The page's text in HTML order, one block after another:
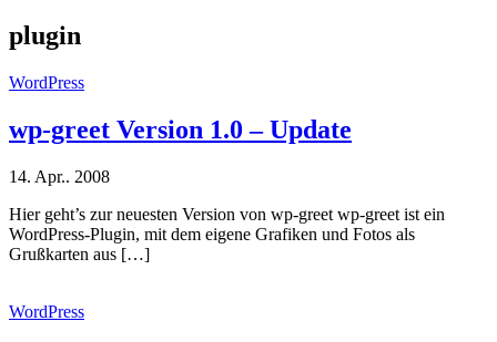
plugin
WordPress
wp-greet Version 1.0 – Update
14. Apr.. 2008
Hier geht’s zur neuesten Version von wp-greet wp-greet ist ein
WordPress-Plugin, mit dem eigene Grafiken und Fotos als
Grußkarten aus […]
WordPress